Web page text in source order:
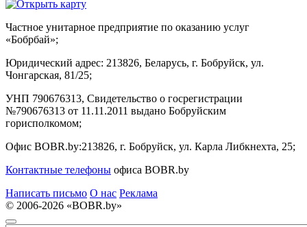
Частное унитарное предприятие по оказанию услуг
«Бобрбай»;
Юридический адрес: 213826, Беларусь, г. Бобруйск, ул.
Чонгарская, 81/25;
УНП 790676313, Свидетельство о госрегистрации
№790676313 от 11.11.2011 выдано Бобруйским
горисполкомом;
Офис BOBR.by:213826, г. Бобруйск, ул. Карла Либкнехта, 25;
Контактные телефоны офиса BOBR.by
Написать письмо О нас Реклама
© 2006-2026 «BOBR.by»